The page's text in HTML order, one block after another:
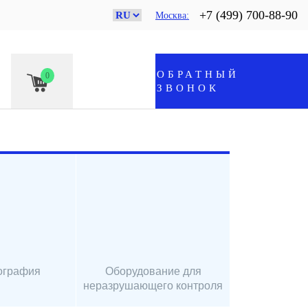
Москва +7 (499) 700-88-90
0
ОБРАТНЫЙ
ЗВОНОК
Оборудование для
неразрушающего контроля